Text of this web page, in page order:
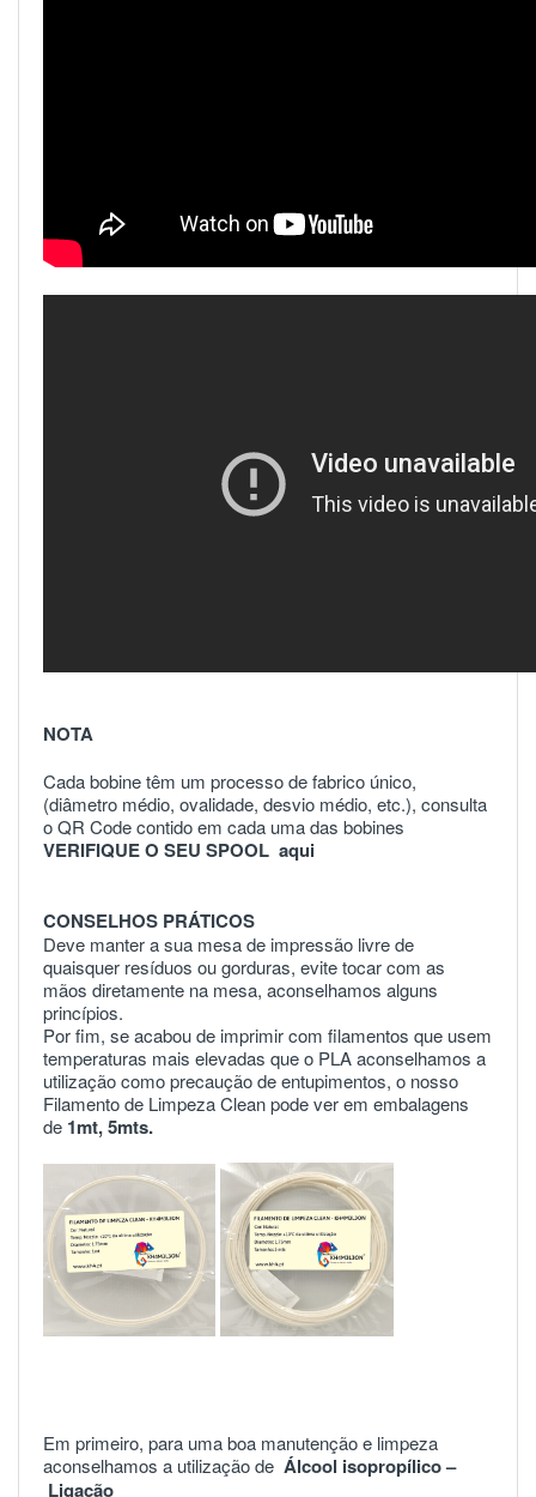
NOTA
Cada bobine têm um processo de fabrico único,
(diâmetro médio, ovalidade, desvio médio, etc.), consulta
o QR Code contido em cada uma das bobines
VERIFIQUE O SEU SPOOL aqui
CONSELHOS PRÁTICOS
Deve manter a sua mesa de impressão livre de
quaisquer resíduos ou gorduras, evite tocar com as
mãos diretamente na mesa, aconselhamos alguns
princípios.
Por fim, se acabou de imprimir com filamentos que usem
temperaturas mais elevadas que o PLA aconselhamos a
utilização como precaução de entupimentos, o nosso
Filamento de Limpeza Clean pode ver em embalagens
de 1mt,5mts.
Em primeiro, para uma boa manutenção e limpeza
aconselhamos a utilização de Álcool isopropílico –
Ligação